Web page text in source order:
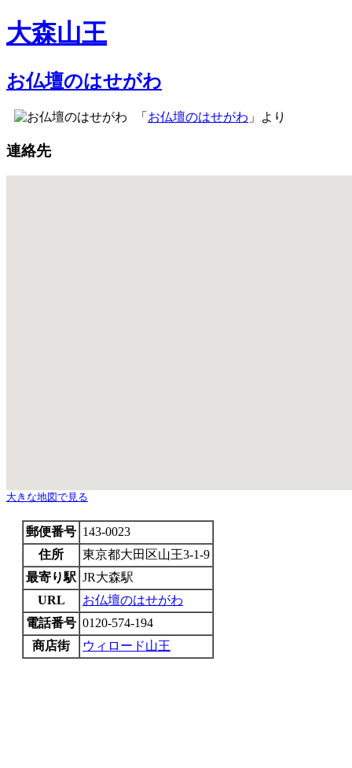
大森山王
お仏壇のはせがわ
「 お仏壇のはせがわ 」より
連絡先
大きな地図で見る
郵便番号 143-0023
住所
東京都大田区山王3-1-9
最寄り駅 JR大森駅
URL
お仏壇のはせがわ
電話番号 0120-574-194
商店街
ウィロード山王